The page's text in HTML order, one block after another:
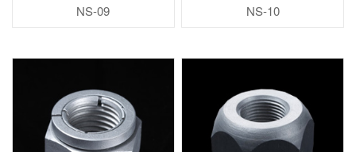
NS-09 NS-10